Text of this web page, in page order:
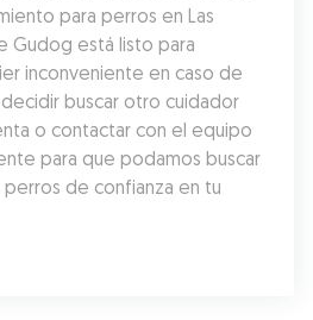
para perros en Las
Gudog está listo para
inconveniente en caso de
buscar otro cuidador
o contactar con el equipo
para que podamos buscar
de confianza en tu